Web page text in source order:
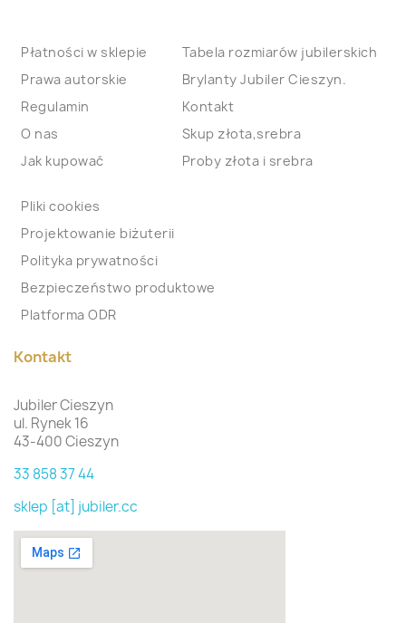
Płatności w sklepie
Prawa autorskie
Regulamin
O nas
Jak kupować
Tabela rozmiarów jubilerskich
Brylanty Jubiler Cieszyn.
Kontakt
Skup złota,srebra
Proby złota i srebra
Pliki cookies
Projektowanie biżuterii
Polityka prywatności
Bezpieczeństwo produktowe
Platforma ODR
Kontakt
Jubiler Cieszyn
ul. Rynek 16
43-400 Cieszyn
33 858 37 44
sklep [at] jubiler.cc